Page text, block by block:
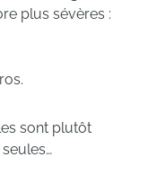
plus sévères :
sont plutôt